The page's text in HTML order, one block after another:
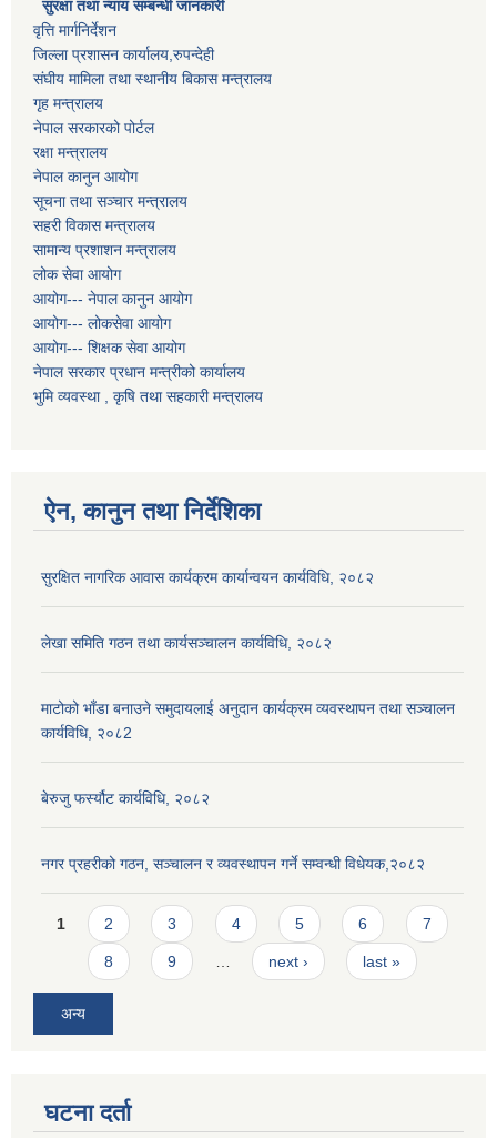
सुरक्षा तथा न्याय सम्बन्धी जानकारी
वृत्ति मार्गनिर्देशन
जिल्ला प्रशासन कार्यालय,रुपन्देही
संघीय मामिला तथा स्थानीय बिकास मन्त्रालय
गृह मन्त्रालय
नेपाल सरकारको पोर्टल
रक्षा मन्त्रालय
नेपाल कानुन आयोग
सूचना तथा सञ्चार मन्त्रालय
सहरी विकास मन्त्रालय
सामान्य प्रशाशन मन्त्रालय
लोक सेवा आयोग
आयोग--- नेपाल कानुन आयोग
आयोग--- लोकसेवा आयोग
आयोग--- शिक्षक सेवा आयोग
नेपाल सरकार प्रधान मन्त्रीको कार्यालय
भुमि व्यवस्था , कृषि तथा सहकारी मन्त्रालय
ऐन, कानुन तथा निर्देशिका
सुरक्षित नागरिक आवास कार्यक्रम कार्यान्वयन कार्यविधि, २०८२
लेखा समिति गठन तथा कार्यसञ्चालन कार्यविधि, २०८२
माटोको भाँडा बनाउने समुदायलाई अनुदान कार्यक्रम व्यवस्थापन तथा सञ्चालन
कार्यविधि, २०८2
बेरुजु फर्स्यौट कार्यविधि, २०८२
नगर प्रहरीको गठन, सञ्चालन र व्यवस्थापन गर्ने सम्वन्धी विधेयक,२०८२
Pages
1 2 3 4 5 6 7
8 9 … next › last »
अन्य
घटना दर्ता